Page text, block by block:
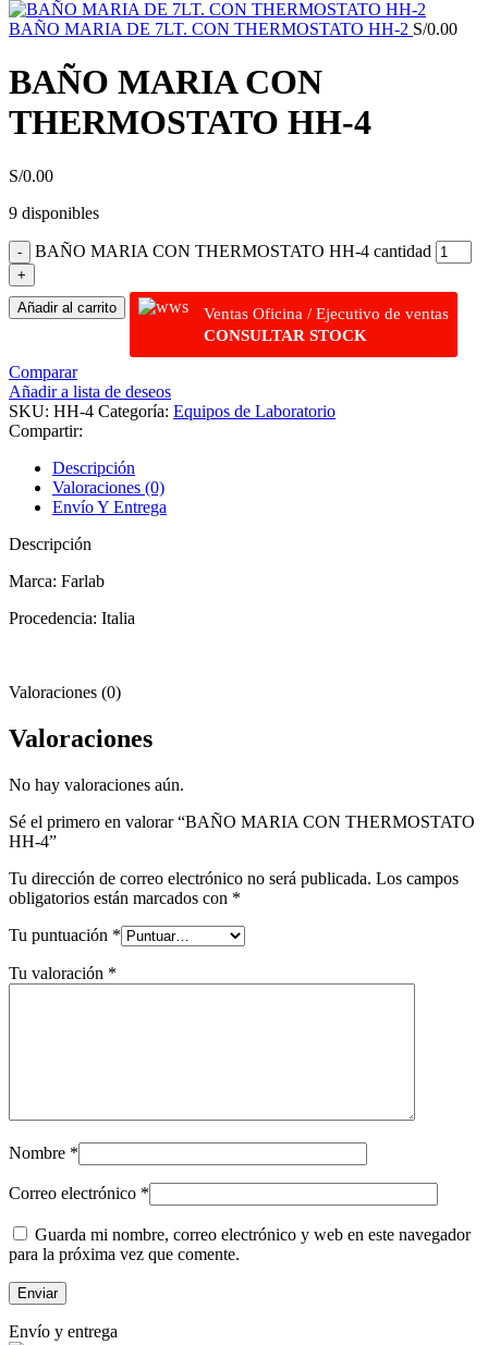
BAÑO MARIA DE 7LT. CON THERMOSTATO HH-2 S/0.00
BAÑO MARIA CON
THERMOSTATO HH-4
S/0.00
9 disponibles
BAÑO MARIA CON THERMOSTATO HH-4 cantidad
Añadir al carrito
Ventas Oficina / Ejecutivo de ventas
CONSULTAR STOCK
Comparar
Añadir a lista de deseos
SKU: HH-4 Categoría: Equipos de Laboratorio
Compartir:
Descripción
Valoraciones (0)
Envío Y Entrega
Descripción
Marca: Farlab
Procedencia: Italia
Valoraciones (0)
Valoraciones
No hay valoraciones aún.
Sé el primero en valorar “BAÑO MARIA CON THERMOSTATO
HH-4”
Tu dirección de correo electrónico no será publicada. Los campos
obligatorios están marcados con *
Tu puntuación *
Tu valoración *
Nombre *
Correo electrónico *
Guarda mi nombre, correo electrónico y web en este navegador
para la próxima vez que comente.
Envío y entrega